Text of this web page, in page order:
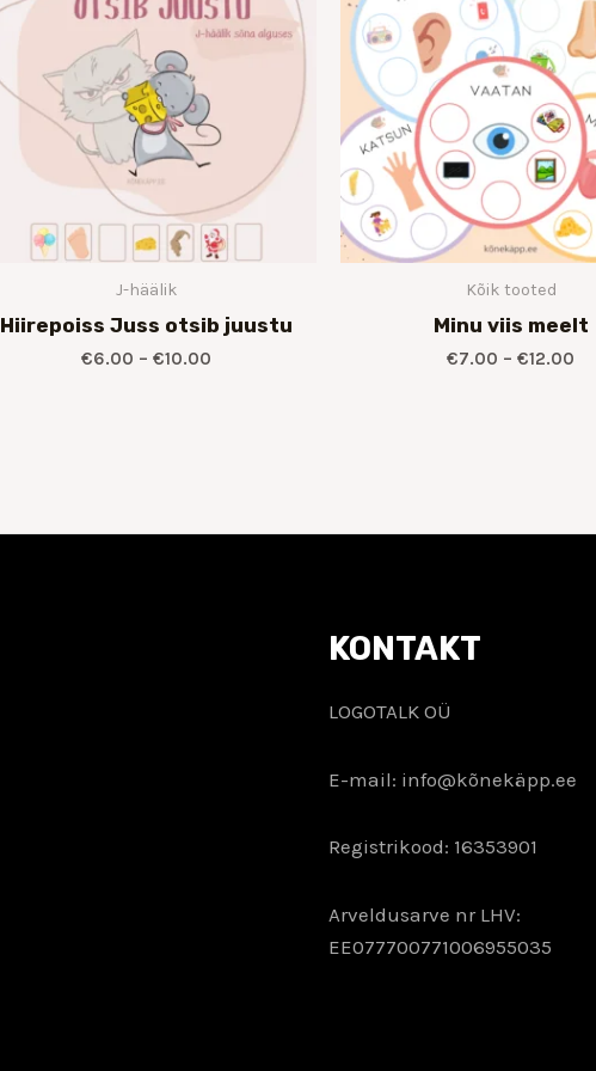
J-häälik
Hiirepoiss Juss otsib juustu
€6.00 – €10.00
Kõik tooted
Minu viis meelt
€7.00 – €12.00
KONTAKT
LOGOTALK OÜ
E-mail: info@kõnekäpp.ee
Registrikood: 16353901
Arveldusarve nr LHV:
EE077700771006955035